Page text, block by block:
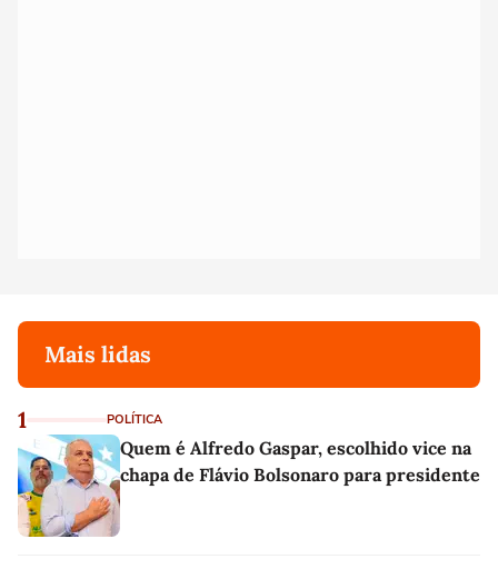
Mais lidas
1 POLÍTICA
Quem é Alfredo Gaspar, escolhido vice na
chapa de Flávio Bolsonaro para presidente